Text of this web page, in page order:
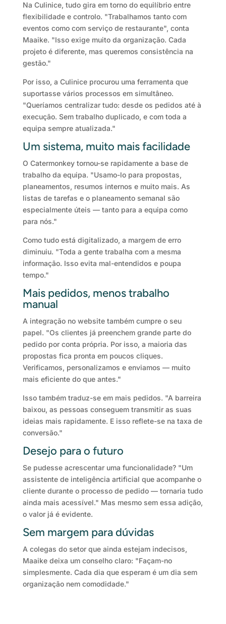
Na Culinice, tudo gira em torno do equilíbrio entre
flexibilidade e controlo. "Trabalhamos tanto com
eventos como com serviço de restaurante", conta
Maaike. "Isso exige muito da organização. Cada
projeto é diferente, mas queremos consistência na
gestão."
Por isso, a Culinice procurou uma ferramenta que
suportasse vários processos em simultâneo.
"Queríamos centralizar tudo: desde os pedidos até à
execução. Sem trabalho duplicado, e com toda a
equipa sempre atualizada."
Um sistema, muito mais facilidade
O Catermonkey tornou-se rapidamente a base de
trabalho da equipa. "Usamo-lo para propostas,
planeamentos, resumos internos e muito mais. As
listas de tarefas e o planeamento semanal são
especialmente úteis — tanto para a equipa como
para nós."
Como tudo está digitalizado, a margem de erro
diminuiu. "Toda a gente trabalha com a mesma
informação. Isso evita mal-entendidos e poupa
tempo."
Mais pedidos, menos trabalho
manual
A integração no website também cumpre o seu
papel. "Os clientes já preenchem grande parte do
pedido por conta própria. Por isso, a maioria das
propostas fica pronta em poucos cliques.
Verificamos, personalizamos e enviamos — muito
mais eficiente do que antes."
Isso também traduz-se em mais pedidos. "A barreira
baixou, as pessoas conseguem transmitir as suas
ideias mais rapidamente. E isso reflete-se na taxa de
conversão."
Desejo para o futuro
Se pudesse acrescentar uma funcionalidade? "Um
assistente de inteligência artificial que acompanhe o
cliente durante o processo de pedido — tornaria tudo
ainda mais acessível." Mas mesmo sem essa adição,
o valor já é evidente.
Sem margem para dúvidas
A colegas do setor que ainda estejam indecisos,
Maaike deixa um conselho claro: "Façam-no
simplesmente. Cada dia que esperam é um dia sem
organização nem comodidade."